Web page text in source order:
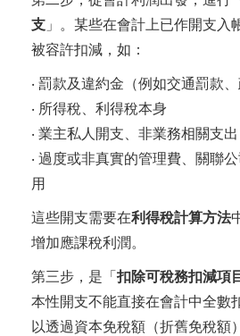
支 」。某些在會計上已作開支入
被容許扣減，如：
‧ 罰款及違約金（例如交通罰款、
‧ 所得稅、利得稅本身
‧ 業主私人開支、非業務相關支出
‧ 過度或非真實的管理費、關聯
用
這些開支需要在利得稅計算方法
增加應課稅利潤。
第三步，是「扣除可稅務扣減項
本性開支不能直接在會計中全數
以透過資本免稅額（折舊免稅額